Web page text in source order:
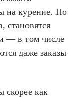
на курение. По
становятся
— в том числе
даже заказы
скорее как